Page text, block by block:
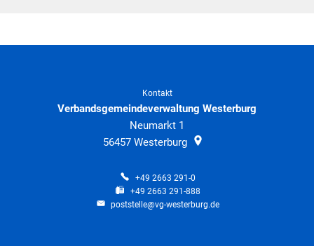
Sicherheit für Senioren
Westerwaldbad
Kontakt
Verbandsgemeindeverwaltung Westerburg
Neumarkt 1
56457 Westerburg
+49 2663 291-0
+49 2663 291-888
poststelle@vg-westerburg.de